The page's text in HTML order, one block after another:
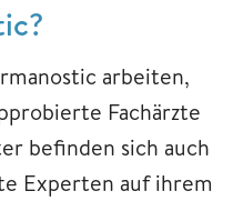
arbeiten,
Fachärzte
befinden sich auch
Experten auf ihrem